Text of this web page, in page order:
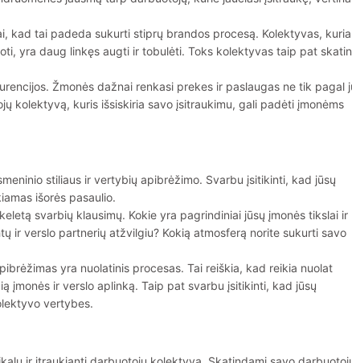
kad tai padeda sukurti stiprų brandos procesą. Kolektyvas,
yra daug linkęs augti ir tobulėti. Toks kolektyvas taip pat
Žmonės dažnai renkasi prekes ir paslaugas ne tik pagal
kolektyvą, kuris išsiskiria savo įsitraukimu, gali padėti įmonėms
stiliaus ir vertybių apibrėžimo. Svarbu įsitikinti, kad jūsų
išorės pasaulio.
svarbių klausimų. Kokie yra pagrindiniai jūsų įmonės tikslai ir
ir verslo partnerių atžvilgiu? Kokią atmosferą norite sukurti savo
yra nuolatinis procesas. Tai reiškia, kad reikia nuolat
įmonės ir verslo aplinką. Taip pat svarbu įsitikinti, kad jūsų
vertybes.